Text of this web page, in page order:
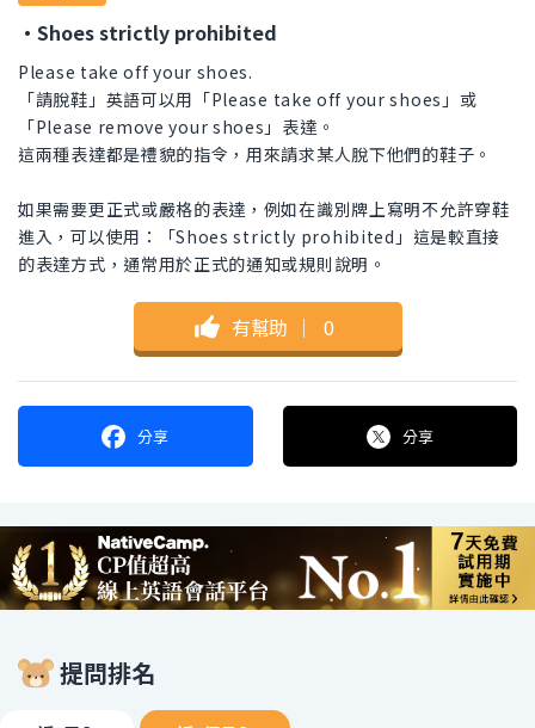
・Shoes strictly prohibited
Please take off your shoes.
「請脫鞋」英語可以用「Please take off your shoes」或
「Please remove your shoes」表達。
這兩種表達都是禮貌的指令，用來請求某人脫下他們的鞋子。
如果需要更正式或嚴格的表達，例如在識別牌上寫明不允許穿鞋
進入，可以使用：「Shoes strictly prohibited」這是較直接
的表達方式，通常用於正式的通知或規則說明。
有幫助 ｜ 0
分享 分享
提問排名